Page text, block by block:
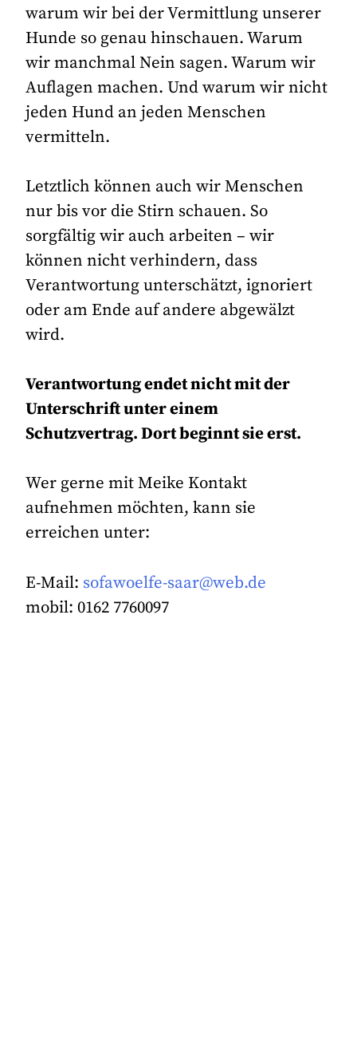
warum wir bei der Vermittlung unserer
Hunde so genau hinschauen. Warum
wir manchmal Nein sagen. Warum wir
Auflagen machen. Und warum wir nicht
jeden Hund an jeden Menschen
vermitteln.
Letztlich können auch wir Menschen
nur bis vor die Stirn schauen. So
sorgfältig wir auch arbeiten – wir
können nicht verhindern, dass
Verantwortung unterschätzt, ignoriert
oder am Ende auf andere abgewälzt
wird.
Verantwortung endet nicht mit der
Unterschrift unter einem
Schutzvertrag. Dort beginnt sie erst.
Wer gerne mit Meike Kontakt
aufnehmen möchten, kann sie
erreichen unter:
E-Mail: sofawoelfe-saar@web.de
mobil: 0162 7760097